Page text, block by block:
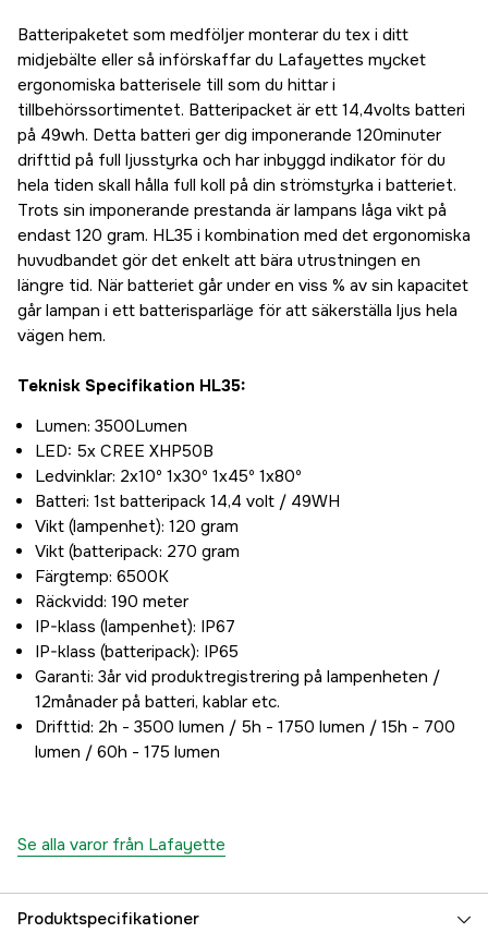
Batteripaketet som medföljer monterar du tex i ditt
midjebälte eller så införskaffar du Lafayettes mycket
ergonomiska batterisele till som du hittar i
tillbehörssortimentet. Batteripacket är ett 14,4volts batteri
på 49wh. Detta batteri ger dig imponerande 120minuter
drifttid på full ljusstyrka och har inbyggd indikator för du
hela tiden skall hålla full koll på din strömstyrka i batteriet.
Trots sin imponerande prestanda är lampans låga vikt på
endast 120 gram. HL35 i kombination med det ergonomiska
huvudbandet gör det enkelt att bära utrustningen en
längre tid. När batteriet går under en viss % av sin kapacitet
går lampan i ett batterisparläge för att säkerställa ljus hela
vägen hem.
Teknisk Specifikation HL35:
Lumen: 3500Lumen
LED: 5x CREE XHP50B
Ledvinklar: 2x10º 1x30º 1x45º 1x80º
Batteri: 1st batteripack 14,4 volt / 49WH
Vikt (lampenhet): 120 gram
Vikt (batteripack: 270 gram
Färgtemp: 6500K
Räckvidd: 190 meter
IP-klass (lampenhet): IP67
IP-klass (batteripack): IP65
Garanti: 3år vid produktregistrering på lampenheten /
12månader på batteri, kablar etc.
Drifttid: 2h - 3500 lumen / 5h - 1750 lumen / 15h - 700
lumen / 60h - 175 lumen
Se alla varor från Lafayette
Produktspecifikationer